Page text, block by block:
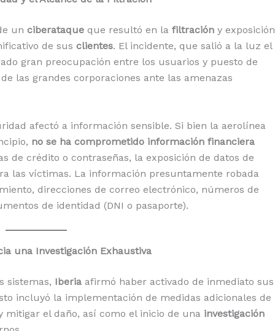
un ciberataque que resultó en la filtración y exposición
de sus clientes. El incidente, que salió a la luz el
gran preocupación entre los usuarios y puesto de
las grandes corporaciones ante las amenazas
afectó a información sensible. Si bien la aerolínea
no se ha comprometido información financiera
de crédito o contraseñas, la exposición de datos de
las víctimas. La información presuntamente robada
direcciones de correo electrónico, números de
de identidad (DNI o pasaporte).
una Investigación Exhaustiva
sistemas, Iberia afirmó haber activado de inmediato sus
incluyó la implementación de medidas adicionales de
el daño, así como el inicio de una investigación